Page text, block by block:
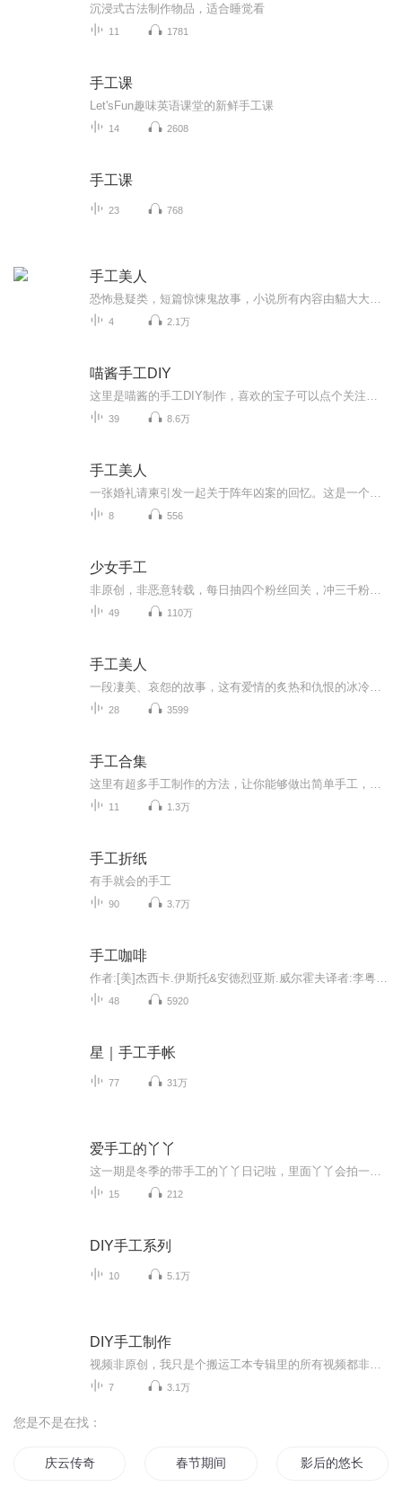
沉浸式古法制作物品，适合睡觉看
11 1781
手工课
Let'sFun趣味英语课堂的新鲜手工课
14 2608
手工课
23 768
手工美人
4 2.1万
喵酱手工DIY
39 8.6万
手工美人
8 556
少女手工
49 110万
手工美人
28 3599
手工合集
11 1.3万
手工折纸
有手就会的手工
90 3.7万
手工咖啡
48 5920
星｜手工手帐
77 31万
爱手工的丫丫
15 212
DIY手工系列
10 5.1万
DIY手工制作
7 3.1万
您是不是在找：
庆云传奇 春节期间 影后的悠长假期